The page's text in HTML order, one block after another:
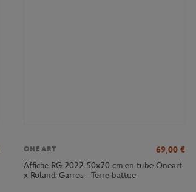
ONEART 69,00 €
Affiche RG 2022 50x70 cm en tube Oneart
x Roland-Garros - Terre battue